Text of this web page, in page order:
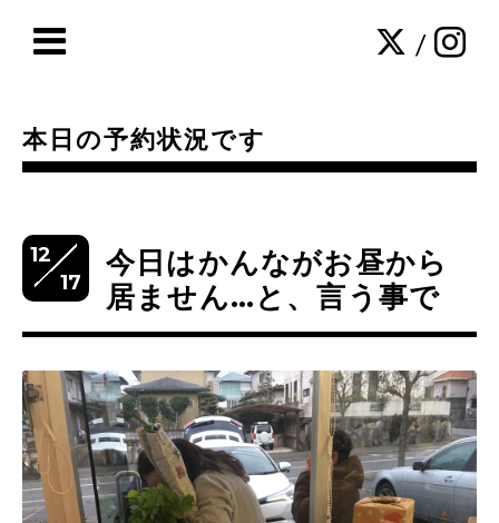
/
本日の予約状況です
12
17
今日はかんながお昼から
居ません…と、言う事で